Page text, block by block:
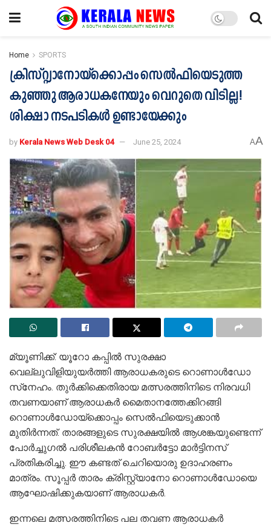
Home SPORTS
ക്രിസ്റ്റ്യാനോയ്‌ക്കൊപ്പം സെല്‍ഫിയെടുത്ത
കുഞ്ഞു ആരാധകനേയും വെറുതെ വിടില്ല!
ശിക്ഷാ നടപടികള്‍ ഉണ്ടായേക്കും
by Kerala News Web Desk 04 June 25, 2024 AA
മ്യൂണിക്ക്: യൂറോ കപ്പില്‍ സുരക്ഷാ
വെല്ലുവിളിയുയര്‍ത്തി ആരാധകരുടെ റൊണാള്‍ഡോ
സ്‌നേഹം. തുര്‍ക്കിക്കെതിരായ മത്സരത്തിനിടെ നിരവധി
തവണയാണ് ആരാധകര്‍ മൈതാനത്തേക്കിറങ്ങി
റൊണാള്‍ഡോയ്‌ക്കൊപ്പം സെല്‍ഫിയെടുക്കാന്‍
മുതിര്‍ന്നത്. താരങ്ങളുടെ സുരക്ഷയില്‍ ആശങ്കയുണ്ടെന്ന്
പോര്‍ച്ചുഗല്‍ പരിശീലകന്‍ റോബര്‍ട്ടോ മാര്‍ട്ടിനസ്
പ്രതികരിച്ചു. ഈ കണ്ടത് ചെറിയൊരു ഉദാഹരണം
മാത്രം. സൂപ്പര്‍ താരം ക്രിസ്റ്റ്യാനോ റൊണാള്‍ഡോയെ
ആഘോഷിക്കുകയാണ് ആരാധകര്‍.
ഇന്നലെ മത്സരത്തിനിടെ പല തവണ ആരാധകര്‍